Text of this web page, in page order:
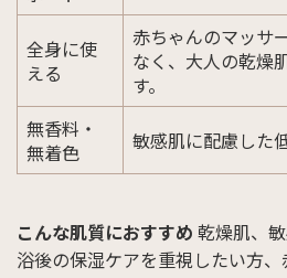
全身に使
える
赤ちゃんのマッサ
なく、大人の乾燥
す。
無香料・
無着色
敏感肌に配慮した
こんな肌質におすすめ 乾燥肌、
浴後の保湿ケアを重視したい方、